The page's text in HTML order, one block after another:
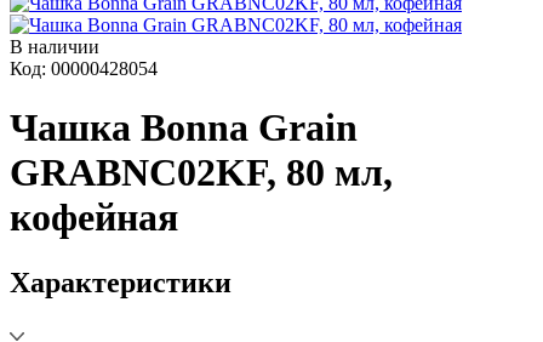
В наличии
Код: 00000428054
Чашка Bonna Grain
GRABNC02KF, 80 мл,
кофейная
Характеристики